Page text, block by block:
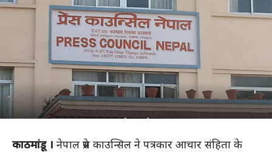
काठमांडू । नेपाल प्रेस काउन्सिल ने पत्रकार आचार संहिता के